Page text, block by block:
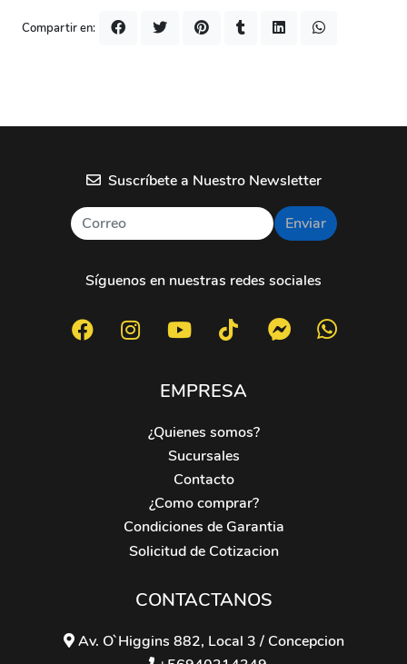
Compartir en:
Suscríbete a Nuestro Newsletter
Enviar
Síguenos en nuestras redes sociales
EMPRESA
¿Quienes somos?
Sucursales
Contacto
¿Como comprar?
Condiciones de Garantia
Solicitud de Cotizacion
CONTACTANOS
Av. O`Higgins 882, Local 3 / Concepcion